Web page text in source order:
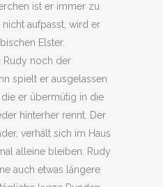
ist er immer zu
aufpasst, wird er
Elster.
Rudy noch der
spielt er ausgelassen
er übermütig in die
hinterher rennt. Der
verhält sich im Haus
alleine bleiben. Rudy
auch etwas längere